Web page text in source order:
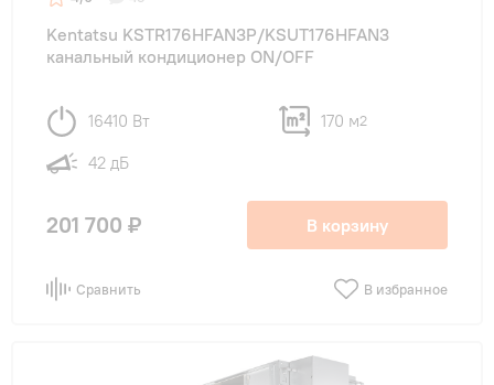
для офиса (5)
на производство
на склад
Kentatsu KSTR176HFAN3P/KSUT176HFAN3
канальный кондиционер ON/OFF
16410 Вт 170 м2
42 дБ
201 700 ₽ В корзину
Сравнить В избранное